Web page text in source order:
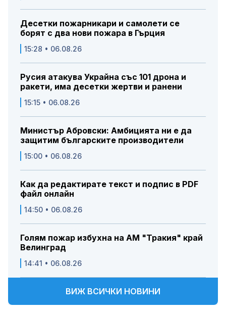
Десетки пожарникари и самолети се
борят с два нови пожара в Гърция
15:28 • 06.08.26
Русия атакува Украйна със 101 дрона и
ракети, има десетки жертви и ранени
15:15 • 06.08.26
Министър Абровски: Амбицията ни е да
защитим българските производители
15:00 • 06.08.26
Как да редактирате текст и подпис в PDF
файл онлайн
14:50 • 06.08.26
Голям пожар избухна на АМ "Тракия" край
Велинград
14:41 • 06.08.26
ВИЖ ВСИЧКИ НОВИНИ